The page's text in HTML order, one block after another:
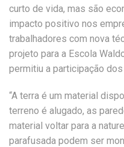
curto de vida, mas são
impacto positivo nos
trabalhadores com nova
projeto para a Escola
permitiu a participação
“A terra é um material
terreno é alugado, as
material voltar para a
parafusada podem ser